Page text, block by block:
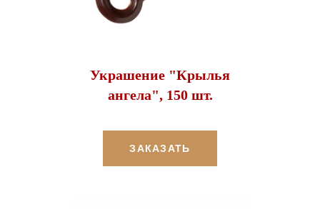
Украшение "Крылья
ангела", 150 шт.
ЗАКАЗАТЬ